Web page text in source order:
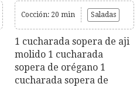
Cocción: 20 min Saladas
1 cucharada sopera de aji
molido 1 cucharada
sopera de orégano 1
cucharada sopera de